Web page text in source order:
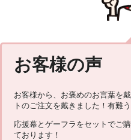
お客様の声
お客様から、お褒めのお言葉を
トのご注文を戴きました！有難
応援幕とゲーフラをセットでご
ております！